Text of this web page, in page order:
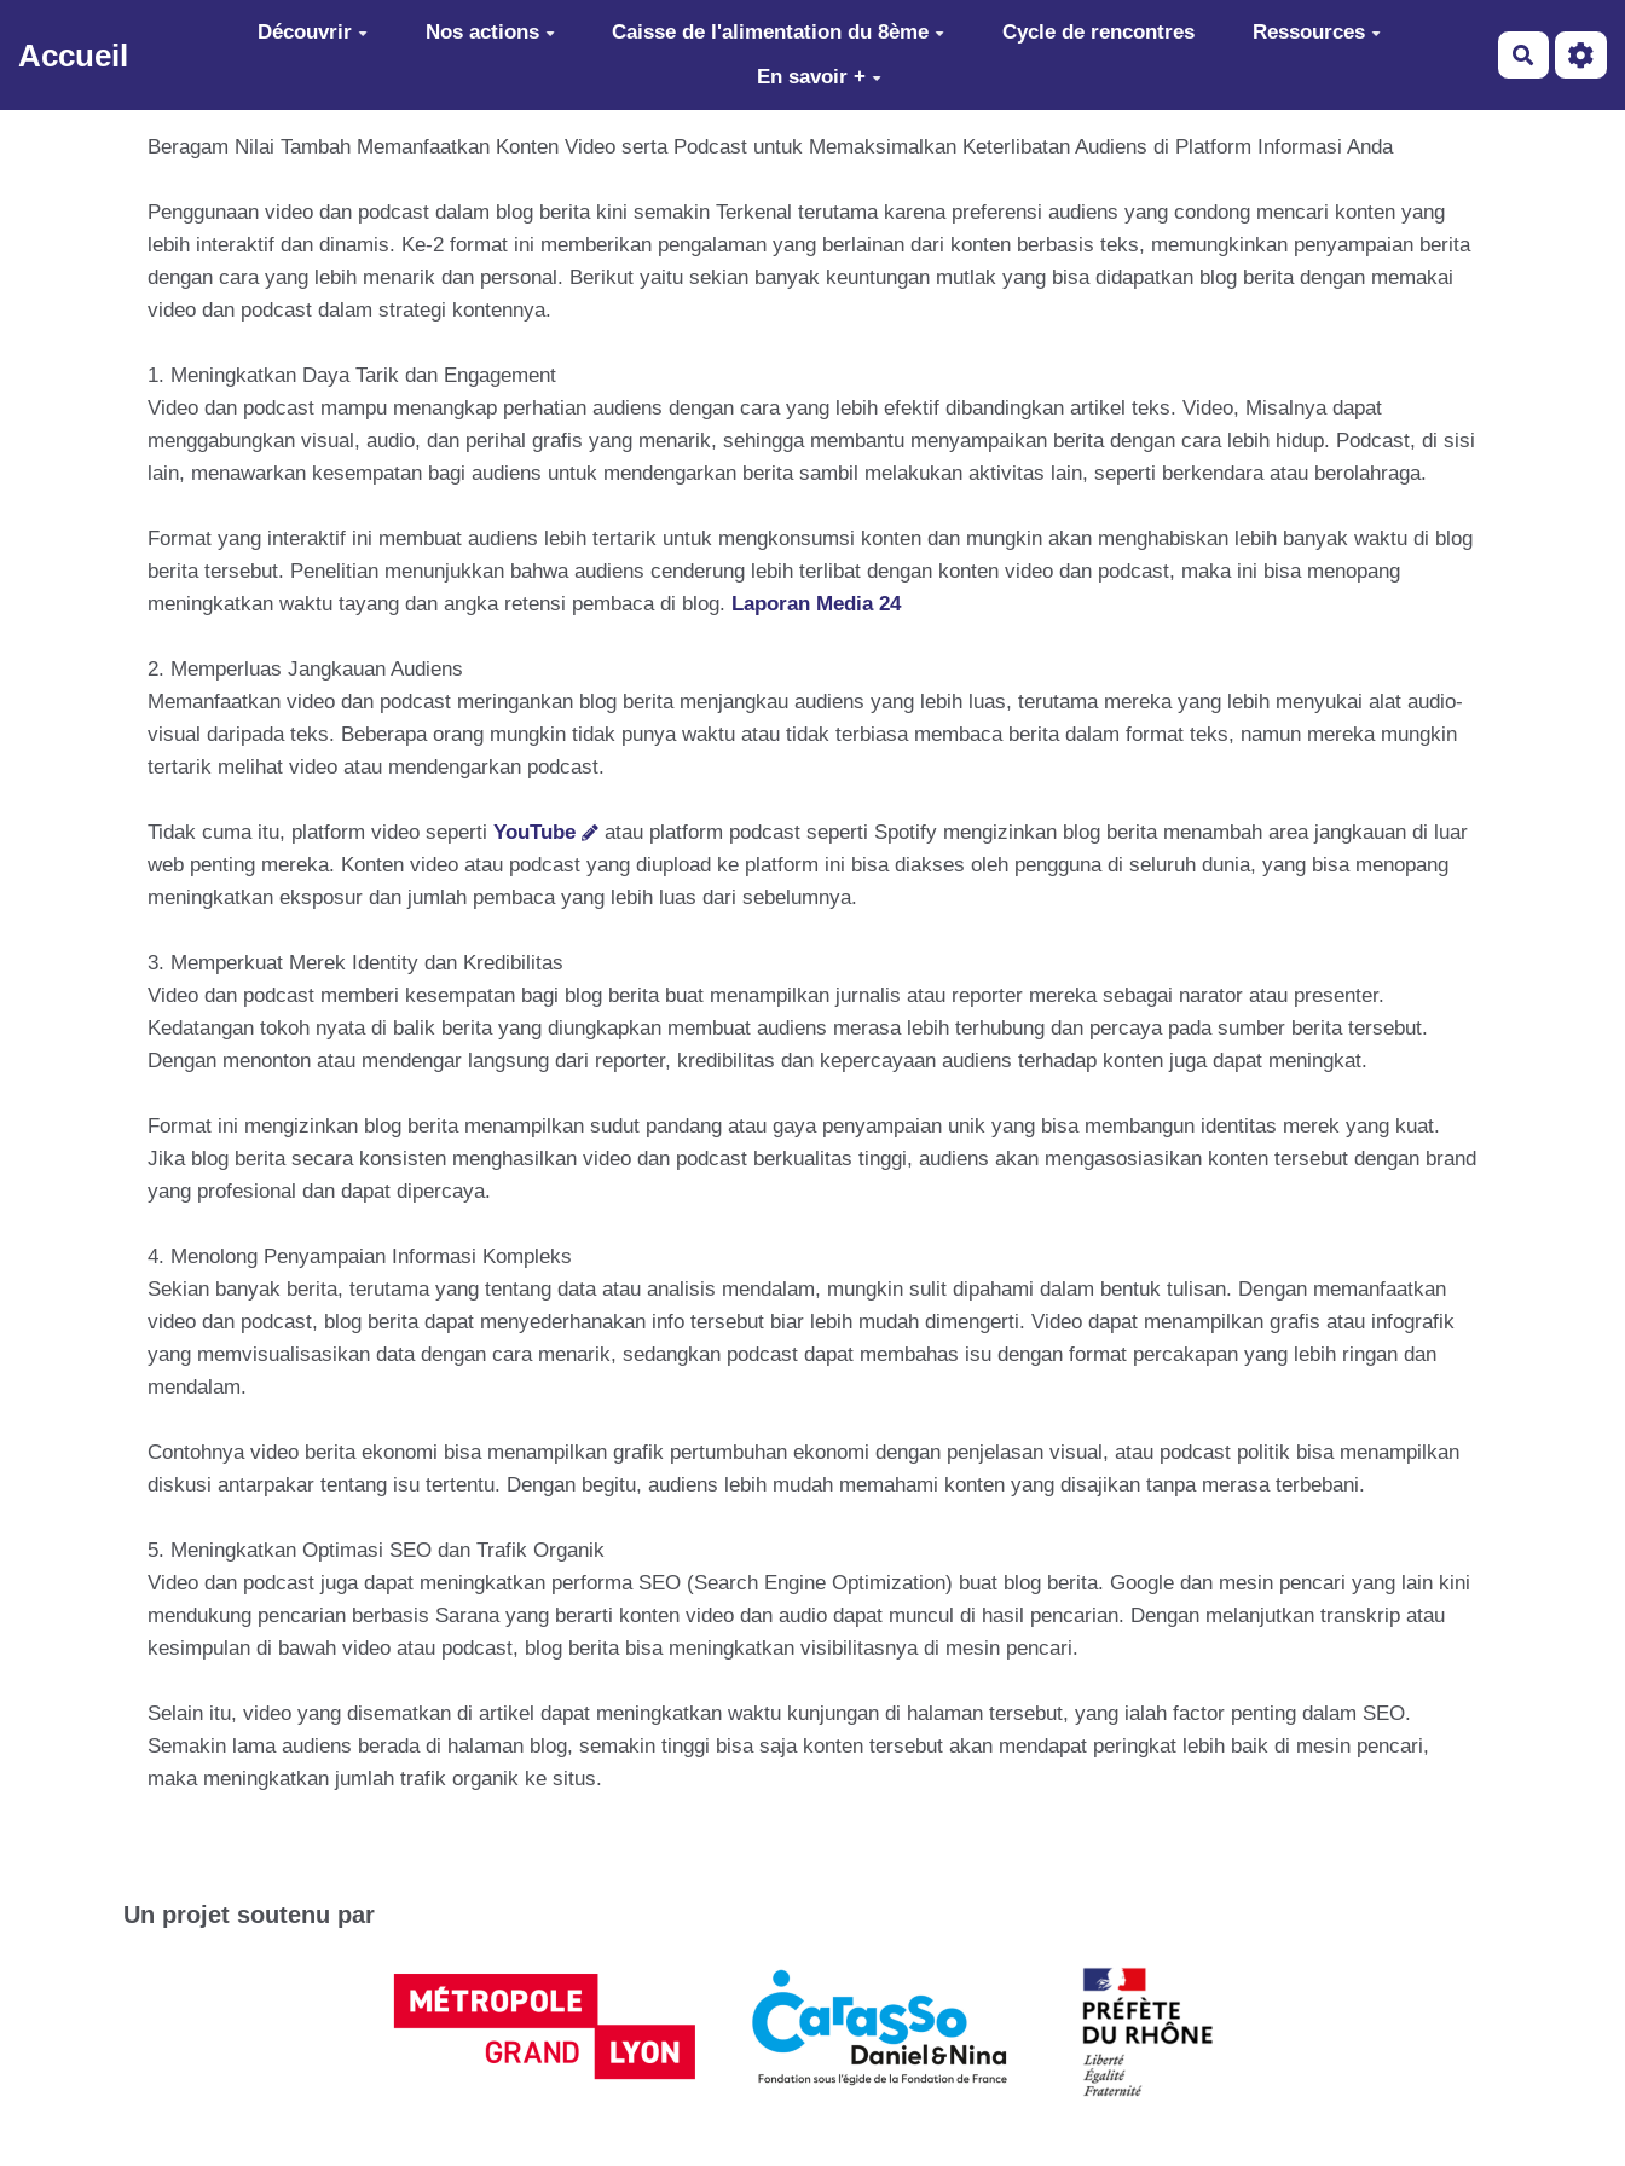
Aller au contenu principal
Accueil
Découvrir Nos actions Caisse de l'alimentation du 8ème Cycle de rencontres
Ressources
En savoir +
Beragam Nilai Tambah Memanfaatkan Konten Video serta Podcast untuk Memaksimalkan Keterlibatan Audiens di Platform Informasi Anda
Penggunaan video dan podcast dalam blog berita kini semakin Terkenal terutama karena preferensi audiens yang condong mencari konten yang
lebih interaktif dan dinamis. Ke-2 format ini memberikan pengalaman yang berlainan dari konten berbasis teks, memungkinkan penyampaian berita
dengan cara yang lebih menarik dan personal. Berikut yaitu sekian banyak keuntungan mutlak yang bisa didapatkan blog berita dengan memakai
video dan podcast dalam strategi kontennya.
1. Meningkatkan Daya Tarik dan Engagement
Video dan podcast mampu menangkap perhatian audiens dengan cara yang lebih efektif dibandingkan artikel teks. Video, Misalnya dapat
menggabungkan visual, audio, dan perihal grafis yang menarik, sehingga membantu menyampaikan berita dengan cara lebih hidup. Podcast, di sisi
lain, menawarkan kesempatan bagi audiens untuk mendengarkan berita sambil melakukan aktivitas lain, seperti berkendara atau berolahraga.
Format yang interaktif ini membuat audiens lebih tertarik untuk mengkonsumsi konten dan mungkin akan menghabiskan lebih banyak waktu di blog
berita tersebut. Penelitian menunjukkan bahwa audiens cenderung lebih terlibat dengan konten video dan podcast, maka ini bisa menopang
meningkatkan waktu tayang dan angka retensi pembaca di blog. Laporan Media 24
2. Memperluas Jangkauan Audiens
Memanfaatkan video dan podcast meringankan blog berita menjangkau audiens yang lebih luas, terutama mereka yang lebih menyukai alat audio-
visual daripada teks. Beberapa orang mungkin tidak punya waktu atau tidak terbiasa membaca berita dalam format teks, namun mereka mungkin
tertarik melihat video atau mendengarkan podcast.
Tidak cuma itu, platform video seperti YouTube
atau platform podcast seperti Spotify mengizinkan blog berita menambah area jangkauan di luar
web penting mereka. Konten video atau podcast yang diupload ke platform ini bisa diakses oleh pengguna di seluruh dunia, yang bisa menopang
meningkatkan eksposur dan jumlah pembaca yang lebih luas dari sebelumnya.
3. Memperkuat Merek Identity dan Kredibilitas
Video dan podcast memberi kesempatan bagi blog berita buat menampilkan jurnalis atau reporter mereka sebagai narator atau presenter.
Kedatangan tokoh nyata di balik berita yang diungkapkan membuat audiens merasa lebih terhubung dan percaya pada sumber berita tersebut.
Dengan menonton atau mendengar langsung dari reporter, kredibilitas dan kepercayaan audiens terhadap konten juga dapat meningkat.
Format ini mengizinkan blog berita menampilkan sudut pandang atau gaya penyampaian unik yang bisa membangun identitas merek yang kuat.
Jika blog berita secara konsisten menghasilkan video dan podcast berkualitas tinggi, audiens akan mengasosiasikan konten tersebut dengan brand
yang profesional dan dapat dipercaya.
4. Menolong Penyampaian Informasi Kompleks
Sekian banyak berita, terutama yang tentang data atau analisis mendalam, mungkin sulit dipahami dalam bentuk tulisan. Dengan memanfaatkan
video dan podcast, blog berita dapat menyederhanakan info tersebut biar lebih mudah dimengerti. Video dapat menampilkan grafis atau infografik
yang memvisualisasikan data dengan cara menarik, sedangkan podcast dapat membahas isu dengan format percakapan yang lebih ringan dan
mendalam.
Contohnya video berita ekonomi bisa menampilkan grafik pertumbuhan ekonomi dengan penjelasan visual, atau podcast politik bisa menampilkan
diskusi antarpakar tentang isu tertentu. Dengan begitu, audiens lebih mudah memahami konten yang disajikan tanpa merasa terbebani.
5. Meningkatkan Optimasi SEO dan Trafik Organik
Video dan podcast juga dapat meningkatkan performa SEO (Search Engine Optimization) buat blog berita. Google dan mesin pencari yang lain kini
mendukung pencarian berbasis Sarana yang berarti konten video dan audio dapat muncul di hasil pencarian. Dengan melanjutkan transkrip atau
kesimpulan di bawah video atau podcast, blog berita bisa meningkatkan visibilitasnya di mesin pencari.
Selain itu, video yang disematkan di artikel dapat meningkatkan waktu kunjungan di halaman tersebut, yang ialah factor penting dalam SEO.
Semakin lama audiens berada di halaman blog, semakin tinggi bisa saja konten tersebut akan mendapat peringkat lebih baik di mesin pencari,
maka meningkatkan jumlah trafik organik ke situs.
Un projet soutenu par